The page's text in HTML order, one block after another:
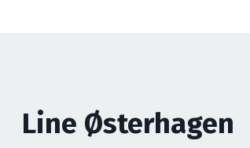
Line Østerhagen